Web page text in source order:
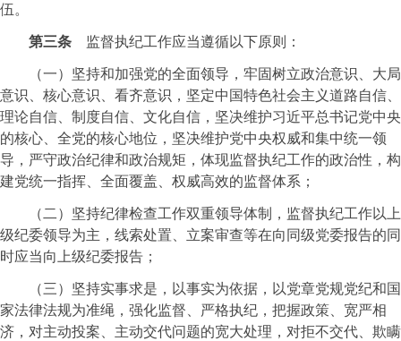
伍。
第三条 监督执纪工作应当遵循以下原则：
（一）坚持和加强党的全面领导，牢固树立政治意识、大局
意识、核心意识、看齐意识，坚定中国特色社会主义道路自信、
理论自信、制度自信、文化自信，坚决维护习近平总书记党中央
的核心、全党的核心地位，坚决维护党中央权威和集中统一领
导，严守政治纪律和政治规矩，体现监督执纪工作的政治性，构
建党统一指挥、全面覆盖、权威高效的监督体系；
（二）坚持纪律检查工作双重领导体制，监督执纪工作以上
级纪委领导为主，线索处置、立案审查等在向同级党委报告的同
时应当向上级纪委报告；
（三）坚持实事求是，以事实为依据，以党章党规党纪和国
家法律法规为准绳，强化监督、严格执纪，把握政策、宽严相
济，对主动投案、主动交代问题的宽大处理，对拒不交代、欺瞒